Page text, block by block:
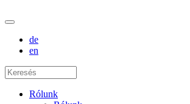
de
en
Rólunk